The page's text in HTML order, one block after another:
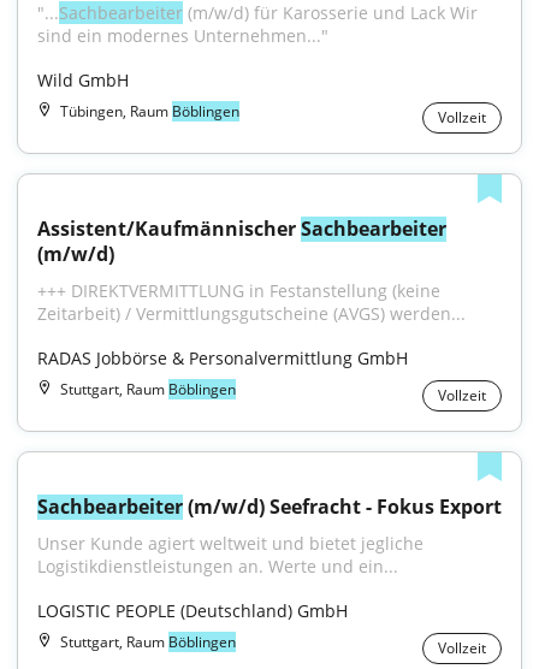
"...Sachbearbeiter (m/w/d) für Karosserie und Lack Wir
sind ein modernes Unternehmen..."
Wild GmbH
Tübingen, Raum Böblingen Vollzeit
Assistent/Kaufmännischer Sachbearbeiter
(m/w/d)
+++ DIREKTVERMITTLUNG in Festanstellung (keine
Zeitarbeit) / Vermittlungsgutscheine (AVGS) werden...
RADAS Jobbörse & Personalvermittlung GmbH
Stuttgart, Raum Böblingen Vollzeit
Sachbearbeiter (m/w/d) Seefracht - Fokus Export
Unser Kunde agiert weltweit und bietet jegliche
Logistikdienstleistungen an. Werte und ein...
LOGISTIC PEOPLE (Deutschland) GmbH
Stuttgart, Raum Böblingen Vollzeit